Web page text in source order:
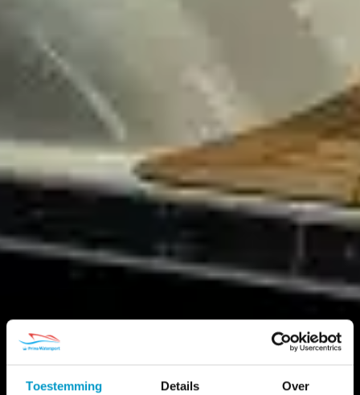
Toestemming Details Over